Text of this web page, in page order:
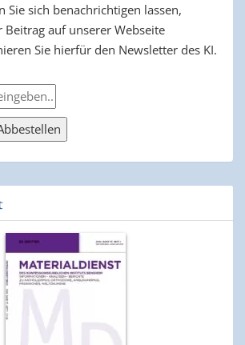
Sie sich benachrichtigen lassen,
Beitrag auf unserer Webseite
Sie hierfür den Newsletter des KI.